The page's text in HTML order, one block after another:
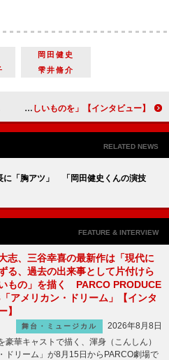
岡田健史
雫井脩介
【インタビュー】恋を読むvol.３「秒速５センチメートル」海宝直人＆黒羽麻璃央、朗読劇として初の舞台化に挑む！「アニメの空気を大切にしつつ、新しいものを」
RELATED NEWS
に「胸アツ」 「岡田健史くんの演技
FEATURE & INTERVIEW
志、三谷幸喜の最新作は「現代に
る、過去の出来事として片付けら
もの」を描く PARCO PRODUCE
アメリカン・ドリーム」【インタ
】
舞台・ミュージカル
2026年8月8日
華キャストで描く、渾身（こんしん）
ドリーム」が8月15日からPARCO劇場で